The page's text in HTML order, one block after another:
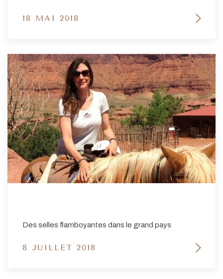
18 MAI 2018
Des selles flamboyantes dans le grand pays
8 JUILLET 2018